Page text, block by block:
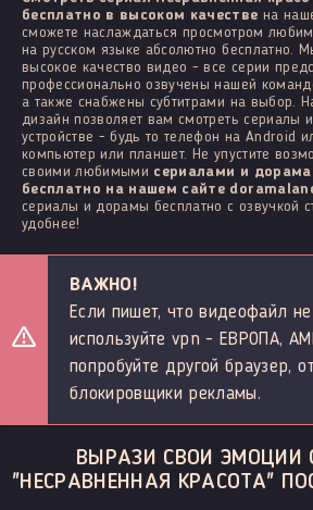
бесплатно в высоком качестве на
сможете наслаждаться просмотром
на русском языке абсолютно бесплатно.
высокое качество видео - все серии
профессионально озвучены нашей
а также снабжены субтитрами на выбор.
дизайн позволяет вам смотреть
устройстве - будь то телефон на Android
компьютер или планшет. Не упустите
своими любимыми сериалами и
бесплатно на нашем сайте
сериалы и дорамы бесплатно с озвучкой
удобнее!
ВАЖНО!
Если пишет, что видеофайл
используйте vpn - ЕВРОПА,
попробуйте другой браузер,
блокировщики рекламы.
ВЫРАЗИ СВОИ ЭМОЦИИ
"НЕСРАВНЕННАЯ КРАСОТА"